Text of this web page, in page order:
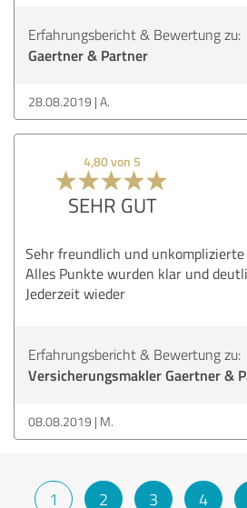
Erfahrungsbericht & Bewertung zu:
Gaertner & Partner
28.08.2019 A.
4,80 von 5
SEHR GUT
Sehr freundlich und unkomplizierte
Alles Punkte wurden klar und
Jederzeit wieder
Erfahrungsbericht & Bewertung zu:
Versicherungsmakler Gaertner &
08.08.2019 M.
1 2 3 4